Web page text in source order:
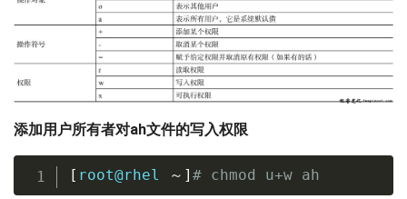
添加用户所有者对ah文件的写入权限
[ root@rhel ～ ] # chmod u+w ah